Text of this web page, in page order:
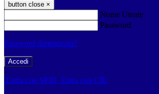
button close ×
Nome Utente
Password
Password dimenticata?
-
Entra con SPID Entra con CIE